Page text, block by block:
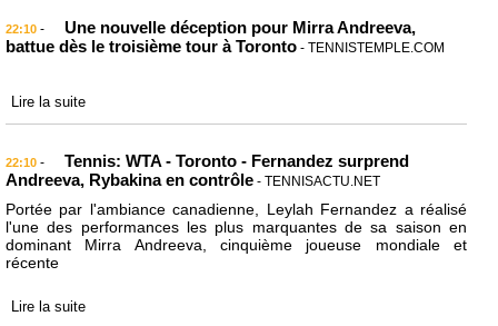
22:10 -
Une nouvelle déception pour Mirra Andreeva,
battue dès le troisième tour à Toronto - TENNISTEMPLE.COM
Lire la suite
22:10 -
Tennis: WTA - Toronto - Fernandez surprend
Andreeva, Rybakina en contrôle - TENNISACTU.NET
Portée par l'ambiance canadienne, Leylah Fernandez a réalisé
l'une des performances les plus marquantes de sa saison en
dominant Mirra Andreeva, cinquième joueuse mondiale et
récente
Lire la suite